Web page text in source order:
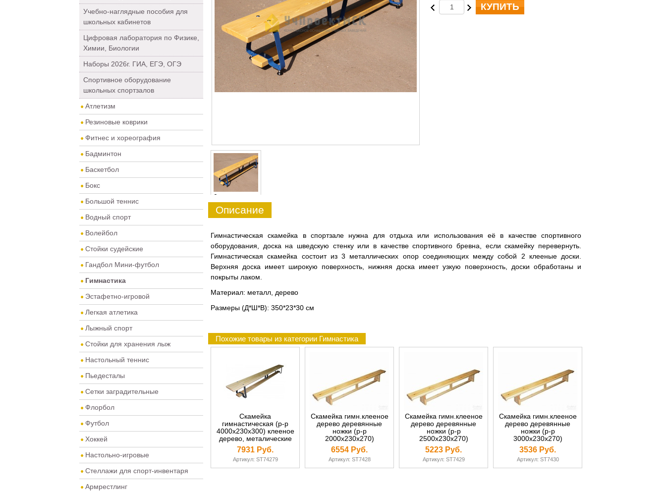
Учебно-наглядные пособия для
школьных кабинетов
Цифровая лаборатория по Физике,
Химии, Биологии
Наборы 2026г. ГИА, ЕГЭ, ОГЭ
Спортивное оборудование
школьных спортзалов
Атлетизм
Резиновые коврики
Фитнес и хореография
Бадминтон
Баскетбол
Бокс
Большой теннис
Водный спорт
Волейбол
Стойки судейские
Гандбол Мини-футбол
Гимнастика
Эстафетно-игровой
Легкая атлетика
Лыжный спорт
Стойки для хранения лыж
Настольный теннис
Пьедесталы
Сетки заградительные
Флорбол
Футбол
Хоккей
Настольно-игровые
Стеллажи для спорт-инвентаря
Армрестлинг
0
КУПИТЬ
Описание
Гимнастическая скамейка в спортзале нужна для отдыха или использования её в качестве спортивного
оборудования, доска на шведскую стенку или в качестве спортивного бревна, если скамейку перевернуть.
Гимнастическая скамейка состоит из 3 металлических опор соединяющих между собой 2 клееные доски.
Верхняя доска имеет широкую поверхность, нижняя доска имеет узкую поверхность, доски обработаны и
покрыты лаком.
Материал: металл, дерево
Размеры (Д*Ш*В): 350*23*30 см
Похожие товары из категории Гимнастика
Скамейка
гимнастическая (р-р
4000х230х300) клееное
дерево, металические
ножки
7931 Руб.
Артикул: ST74279
Скамейка гимн.клееное
дерево деревянные
ножки (р-р
2000х230х270)
6554 Руб.
Артикул: ST7428
Скамейка гимн.клееное
дерево деревянные
ножки (р-р
2500х230х270)
5223 Руб.
Артикул: ST7429
Скамейка гимн.клееное
дерево деревянные
ножки (р-р
3000х230х270)
3536 Руб.
Артикул: ST7430